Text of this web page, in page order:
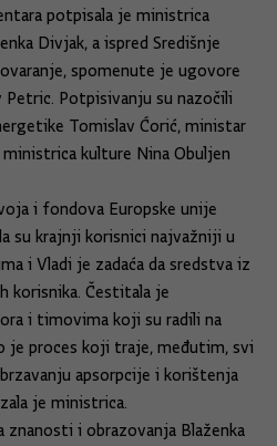
potpisala je ministrica
Divjak, a ispred Središnje
spomenute je ugovore
Potpisivanju su nazočili
Tomislav Ćorić, ministar
kulture Nina Obuljen
i fondova Europske unije
su krajnji korisnici najvažniji u
i Vladi je zadaća da sredstva iz
korisnika. Čestitala je
i timovima koji su radili na
je proces koji traje, međutim, svi
apsorpcije i korištenja
je ministrica.
i obrazovanja Blaženka